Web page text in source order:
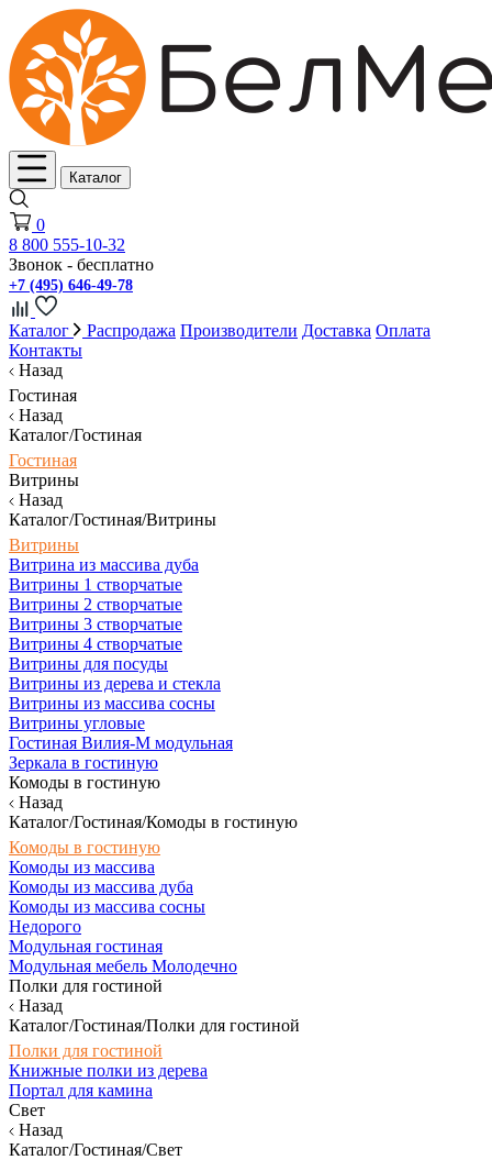
Каталог
0
8 800 555-10-32
Звонок - бесплатно
+7 (495) 646-49-78
Каталог Распродажа Производители Доставка Оплата
Контакты
Назад
Гостиная
Назад
Каталог/Гостиная
Гостиная
Витрины
Назад
Каталог/Гостиная/Витрины
Витрины
Витрина из массива дуба
Витрины 1 створчатые
Витрины 2 створчатые
Витрины 3 створчатые
Витрины 4 створчатые
Витрины для посуды
Витрины из дерева и стекла
Витрины из массива сосны
Витрины угловые
Гостиная Вилия-М модульная
Зеркала в гостиную
Комоды в гостиную
Назад
Каталог/Гостиная/Комоды в гостиную
Комоды в гостиную
Комоды из массива
Комоды из массива дуба
Комоды из массива сосны
Недорого
Модульная гостиная
Модульная мебель Молодечно
Полки для гостиной
Назад
Каталог/Гостиная/Полки для гостиной
Полки для гостиной
Книжные полки из дерева
Портал для камина
Свет
Назад
Каталог/Гостиная/Свет